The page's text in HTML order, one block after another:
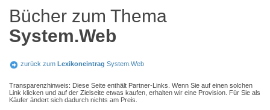
Bücher zum Thema
System.Web
zurück zum Lexikoneintrag System.Web
Transparenzhinweis: Diese Seite enthält Partner-Links. Wenn Sie auf einen solchen
Link klicken und auf der Zielseite etwas kaufen, erhalten wir eine Provision. Für Sie als
Käufer ändert sich dadurch nichts am Preis.